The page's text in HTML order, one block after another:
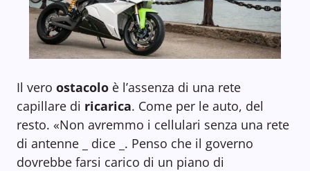
Il vero ostacolo è l’assenza di una rete
capillare di ricarica. Come per le auto, del
resto. «Non avremmo i cellulari senza una rete
di antenne _ dice _. Penso che il governo
dovrebbe farsi carico di un piano di